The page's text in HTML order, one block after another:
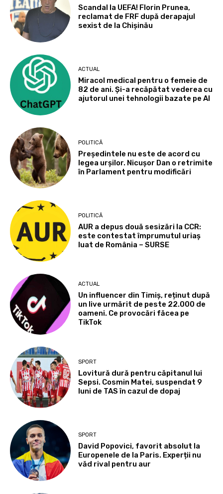
Scandal la UEFA! Florin Prunea,
reclamat de FRF după derapajul
sexist de la Chișinău
ACTUAL
Miracol medical pentru o femeie de
82 de ani. Și-a recăpătat vederea cu
ajutorul unei tehnologii bazate pe AI
POLITICĂ
Președintele nu este de acord cu
legea urșilor. Nicușor Dan o retrimite
în Parlament pentru modificări
POLITICĂ
AUR a depus două sesizări la CCR:
este contestat împrumutul uriaș
luat de România – SURSE
ACTUAL
Un influencer din Timiș, reținut după
un live urmărit de peste 22.000 de
oameni. Ce provocări făcea pe
TikTok
SPORT
Lovitură dură pentru căpitanul lui
Sepsi. Cosmin Matei, suspendat 9
luni de TAS în cazul de dopaj
SPORT
David Popovici, favorit absolut la
Europenele de la Paris. Experții nu
văd rival pentru aur